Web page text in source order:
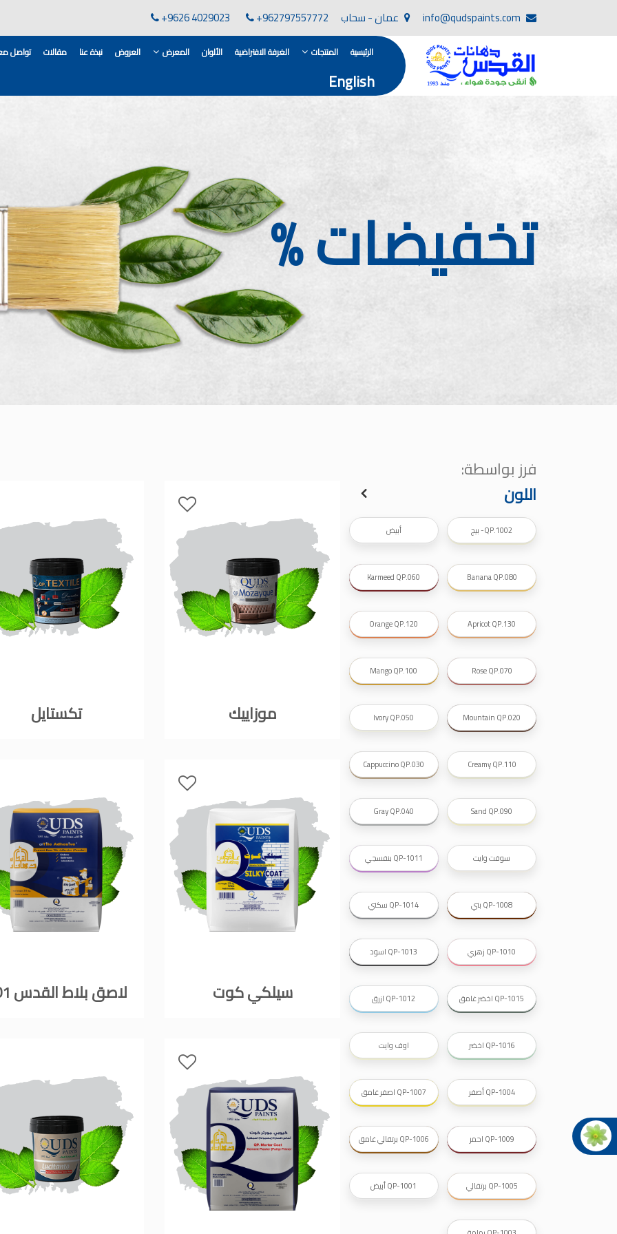
عمان - سحاب +962797557772
+9626 4029023
الرئيسية المنتجات الغرفة الافتراضية الألوان المعرض العروض نبذة عنا مقالات تواصل
English
شركات دهان في الاردن , شركات دهانات ,لاصق بلاد القدس ,مورتر كوت , معجونة اسمنتية,دهانات ديكورية,ديكورات,غرف معيشة
صناعة دهانات القدس معارض دهانات
صناعة دهانات القدس
الوان دهانات, الوان دهانات شقق,
كتالوج الوان دهانات, الوان دهانات فاتحة,
صناعة دهانات القدس شركات دهانات في الاردن
معلم دهانات, سعر سطل الدهان في الأردن, تكلفة دهان غرفة,
دهانات للبيع, افضل نواع الدهان في الاردن, سعر الدهان في الاردن, دهانات الاردن,
صناعة دهانات القدس
تشطيبات, شركة تشيبات, تشيبات المباني,
تشطيبات حوائط,التشطيبات المعمارية, التشطيبات الداخلية
صناعة دهانات القدس تشطيبات ديكورية
صناعة دهانات القدس
ورق جدران, ورق جدرن في الاردن, ورق جدران فوم, ورق جدران لاصق,
دهانات ديكورية, دهانات ديكورية للحوائط, ,
صناعة دهانات القدس محلات مواد بناء مشروع محل مواد بناء في الاردن
معجونة, معجونة دهان, بديل معجون الحوائط, معجون جدران,
معجون الجدران الجاهز, معجون الحوائط الاسمنتي, طريقة سحب المعجون على السقف,
أملشن, انواع الدهانات و اسمائها بالصور, ,
انواع الدهانات المائية, انواع الدهانات المنزلية
دهان املشن, انواع الدهانات الديكورية, انواع الدهانات و اسعارها, الفرق بين انواع الدهانات,
شقق للبيع, شقق للبيع في عمان, شقق للبيع في اربد,
شقق للبيع في عمان بسعر 30 الف, شقق للبيع في عمان بالاقساط, شقق للبيع دفعة
و اقساط من المالك, شقق للبيع رخيصة, شقق للبيع في عمان - عبدون, شقق للبيع بسبب السفر
شقق للايجار, شقق للايجار في المقابلين, شقق للايجار في عمان, ,
شقق للإيجار في عبدون, شقق للايجار السابع, شقق للايجار 180 دينار
شقق للايجار في المقابلين, شقق للايجار في عمان خلدا,
شقق للايجار في عمان طبربور, شقق للايجار الاشرفية
فلل للبيع في عمان - طريق المطار
فلل للبيع في عبدون
فلل للبيع في الظهير
فلل للبيع في خلدا
فلل للبيع في السلط
مفروشات فاخرة
صالونات تجميل,
اسماء صالونات تجميل,
اسماء صالونات تجميل في سوريا,
أسماء صالونات تجميل في أمريكا,
صالونات في الصويفية,
اسماء صالونات تجميل في لبنان,
صالونات في عمان للسيدات,
أسماء صالونات تجميل في إيطاليا,
عروض صالونات التجميل في عمان
% تخفيضات
فرز بواسطة:
اللون
QP.1002- بيج أبيض
Banana QP.080
Karmeed QP.060
Apricot QP.130
Orange QP.120
Rose QP.070
Mango QP.100
Mountain QP.020
Ivory QP.050
Creamy QP.110
Cappuccino QP.030
Sand QP.090
Gray QP.040
سوفت وايت QP-1011 بنفسجي
QP-1008 بني QP-1014 سكني
QP-1010 زهري QP-1013 اسود
QP-1015 اخضر غامق QP-1012 ازرق
QP-1016 اخضر اوف وايت
QP-1004 أصفر QP-1007 اصفر غامق
QP-1009 احمر QP-1006 برتقالي غامق
QP-1005 برتقالي QP-1001 أبيض
موزاييك تكستايل
سيلكي كوت لاصق بلاط القدس 101